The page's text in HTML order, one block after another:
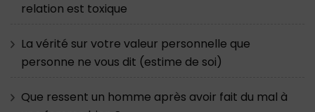
relation est toxique
La vérité sur votre valeur personnelle que
personne ne vous dit (estime de soi)
Que ressent un homme après avoir fait du mal à